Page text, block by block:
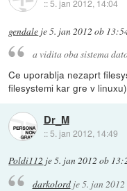
::5. jan 2012, 14:04
gendale je5. jan 2012 ob
a vidita oba sistema
Ce uporablja nezaprt
filesystemi kar gre v
Dr_M
:: 5. jan 2012, 14:49
Poldi112 je5. jan 2012 ob
darkolordje5. jan